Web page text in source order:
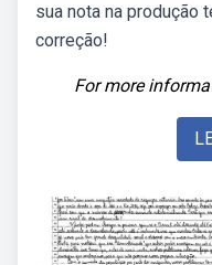
sua nota na produção
correção!
For more